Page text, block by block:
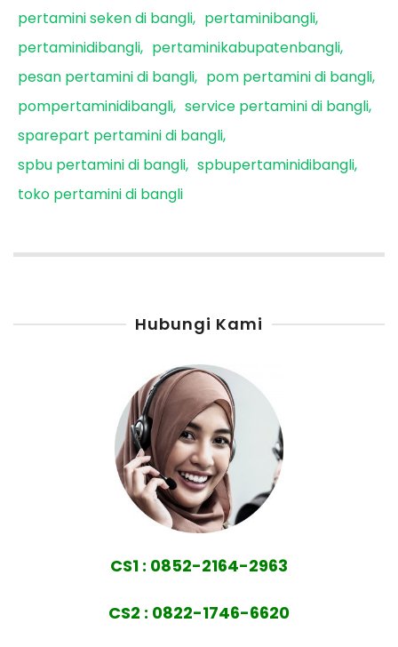
pertamini seken di bangli
pertaminibangli
pertaminidibangli
pertaminikabupatenbangli
pesan pertamini di bangli
pom pertamini di bangli
pompertaminidibangli service pertamini di bangli
sparepart pertamini di bangli
spbu pertamini di bangli spbupertaminidibangli
toko pertamini di bangli
Hubungi Kami
CS1 : 0852-2164-2963
CS2 : 0822-1746-6620